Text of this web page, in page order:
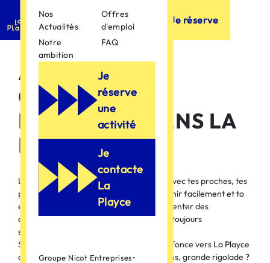
Je réserve
Je
réserve
une
activité
Je
contacte
La
Playce
Nos
Actualités
Notre
ambition
Offres
d'emploi
FAQ
Groupe Nicot Entreprises•
ACTIVITÉS À
QUIMPER,
LE FUN EST DANS LA
PLAYCE !
La place to play, des activités de dingue avec tes proches, tes
potes, tes collègues. La place pour se réunir facilement et to
enjoy le moment présent. La place pour tenter des
expériences intenses, parfois piquantes, toujours
surprenantes !
Si t’es prêt à mettre du crazy dans ta vie, fonce vers La Playce
de Folie. Game, sport, défis, petits frissons, grande rigolade ?